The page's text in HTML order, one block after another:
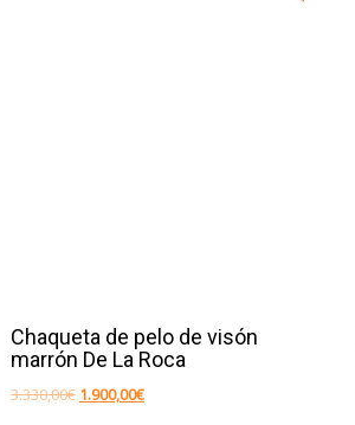
Chaqueta de pelo de visón
marrón De La Roca
3.330,00€ El
1.900,00€El